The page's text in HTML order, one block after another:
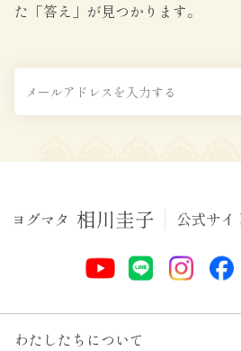
た「答え」が見つかります。
わたしたちについて